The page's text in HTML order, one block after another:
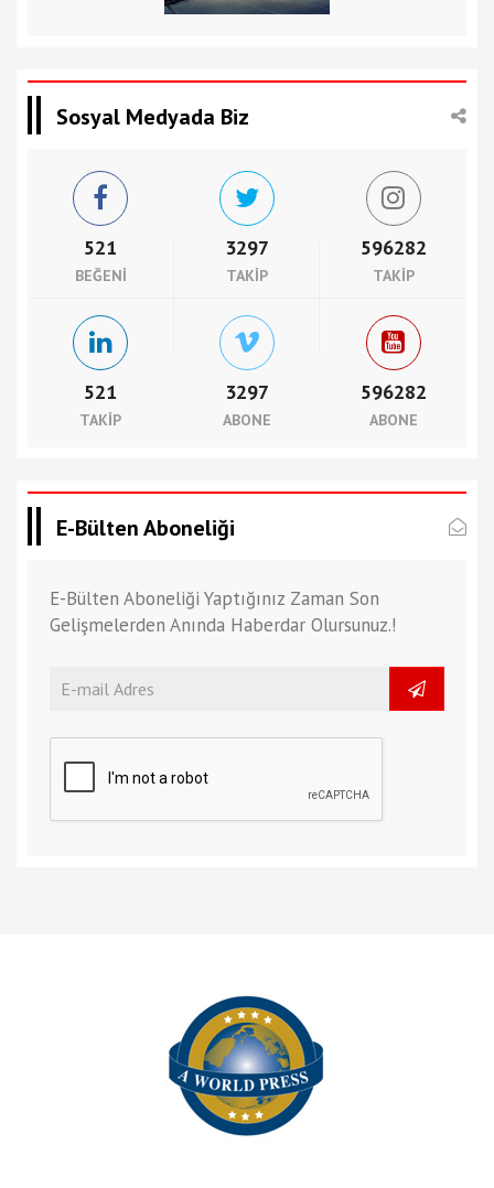
Sosyal Medyada Biz
521
BEĞENI
3297
TAKIP
596282
TAKIP
521
TAKIP
3297
ABONE
596282
ABONE
E-Bülten Aboneliği
E-Bülten Aboneliği Yaptığınız Zaman Son
Gelişmelerden Anında Haberdar Olursunuz.!